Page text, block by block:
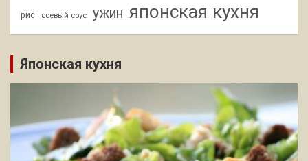
рис соевый соус ужин японская кухня
Японская кухня